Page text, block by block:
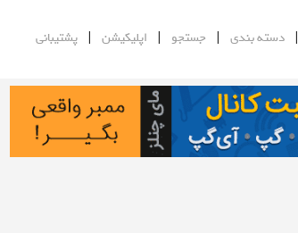
|دسته بندی | جستجو | اپلیکیشن |پشتیبانی